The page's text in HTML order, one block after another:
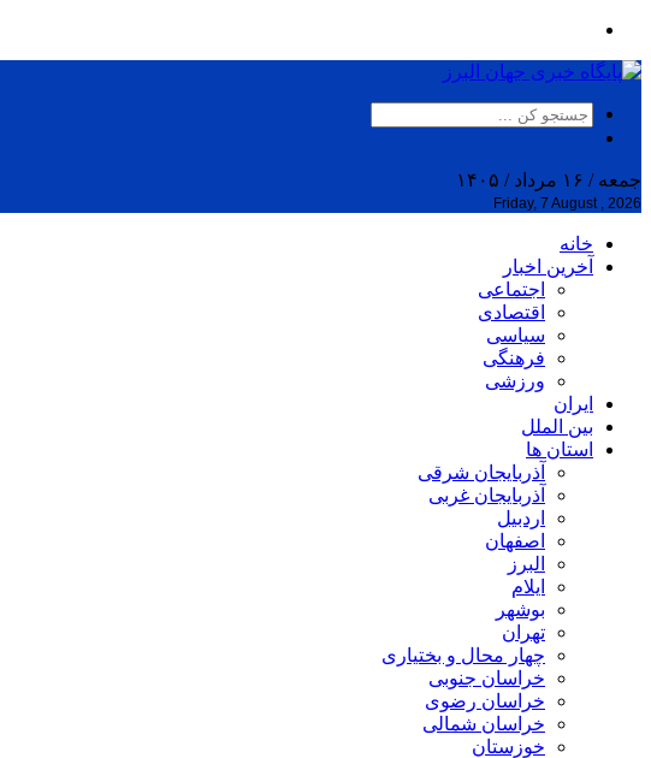
جمعه / ۱۶ مرداد / ۱۴۰۵
Friday, 7 August , 2026
خانه
آخرین اخبار
اجتماعی
اقتصادی
سیاسی
فرهنگی
ورزشی
ایران
بین الملل
استان ها
آذربایجان شرقی
آذربایجان غربی
اردبیل
اصفهان
البرز
ایلام
بوشهر
تهران
چهار محال و بختیاری
خراسان جنوبی
خراسان رضوی
خراسان شمالی
خوزستان